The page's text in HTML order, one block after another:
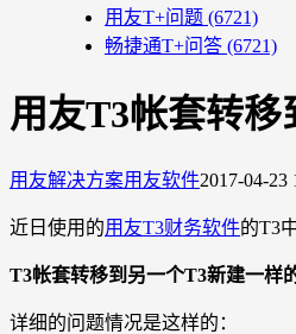
用友T+问题 (6721)
畅捷通T+问答 (6721)
用友T3帐套转
用友解决方案用友软件2017-04-23
近日使用的用友T3财务软件的T3
T3帐套转移到另一个T3新建一样
详细的问题情况是这样的：